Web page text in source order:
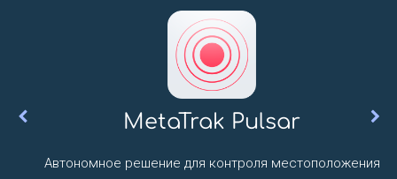
MetaTrak Pulsar
Автономное решение для контроля местоположения